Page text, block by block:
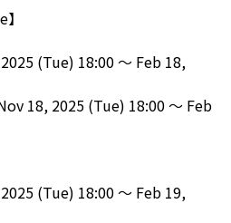
(Tue) 18:00 ～ Feb 18,
18, 2025 (Tue) 18:00 ～ Feb
(Tue) 18:00 ～ Feb 19,